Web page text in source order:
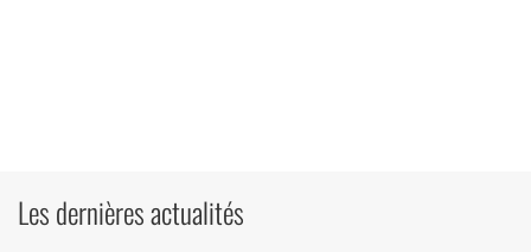
Les dernières actualités